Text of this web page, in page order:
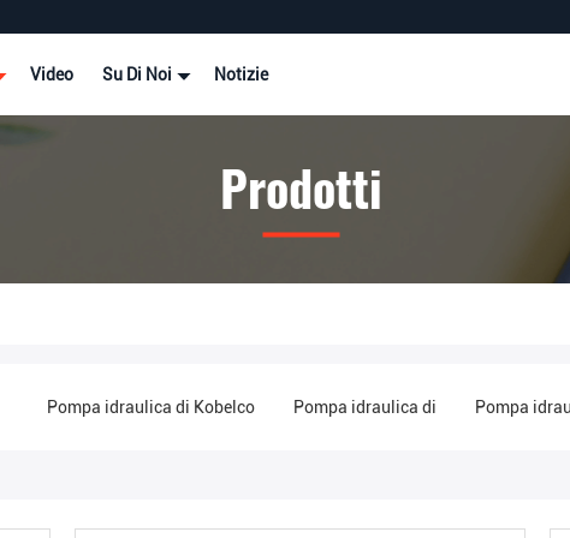
Video Su Di Noi Notizie
Prodotti
Pompa idraulica di Kobelco Pompa idraulica di Pompa